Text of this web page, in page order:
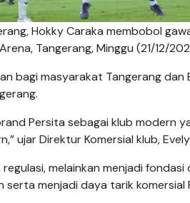
Hokky Caraka membobol
Tangerang, Minggu (21/12/
bagi masyarakat Tangerang
Persita sebagai klub modern
ujar Direktur Komersial klub,
melainkan menjadi
serta menjadi daya tarik komersial